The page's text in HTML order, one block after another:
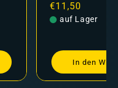
Normaler
Preis
€3,69
auf Lager
In den